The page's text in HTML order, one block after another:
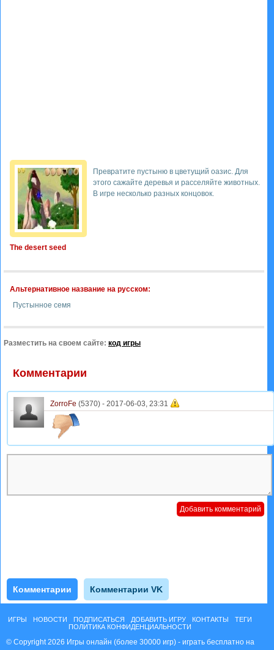
The desert seed
Превратите пустыню в цветущий оазис. Для
этого сажайте деревья и расселяйте животных.
В игре несколько разных концовок.
Альтернативное название на русском:
Пустынное семя
Разместить на своем сайте: код игры
Комментарии
ZorroFe (5370) - 2017-06-03, 23:31
Комментарии Комментарии VK
ИГРЫ НОВОСТИ ПОДПИСАТЬСЯ ДОБАВИТЬ ИГРУ КОНТАКТЫ
ТЕГИ
ПОЛИТИКА КОНФИДЕНЦИАЛЬНОСТИ
© Copyright 2026 Игры онлайн (более 30000 игр) - играть бесплатно на